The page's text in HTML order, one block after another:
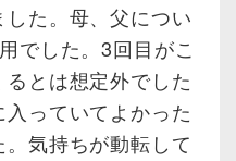
た。母、父につい
でした。3回目がこ
とは想定外でした
っていてよかった
。気持ちが動転して